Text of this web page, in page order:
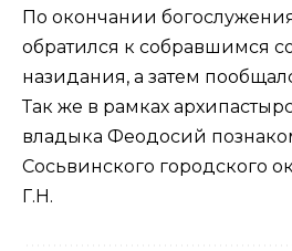
По окончании
обратился к собравшимся
назидания, а затем
Так же в рамках
владыка Феодосий
Сосьвинского городского
Г.Н.